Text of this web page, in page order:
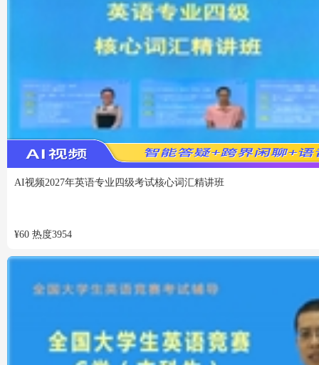
免费
AI视频2027年英语专业四级考试核心词汇精讲班
¥60 热度3954